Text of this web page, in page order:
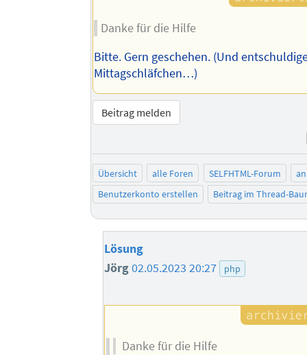
Danke für die Hilfe
Bitte. Gern geschehen. (Und
Mittagschläfchen…)
Beitrag melden
Übersicht alle Foren SELFHTML-Forum
Benutzerkonto erstellen
Beitrag im Thread-
Lösung
Jörg02.05.2023 20:27 php
Danke für die Hilfe